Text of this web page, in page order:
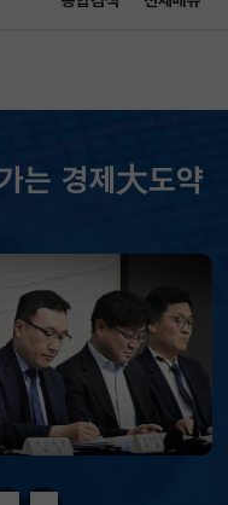
는 경제大도약
6258.77 37.61(하락)
3.746 0.004(상승)
1410.6000 13.2000(하락)
6258.77 37.61(하락)
798.81 2.86(하락)